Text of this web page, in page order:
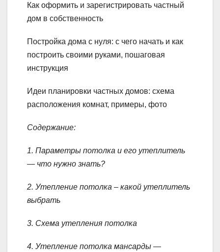
Как оформить и зарегистрировать частный
дом в собственность
Постройка дома с нуля: с чего начать и как
построить своими руками, пошаговая
инструкция
Идеи планировки частных домов: схема
расположения комнат, примеры, фото
Содержание:
1. Параметры потолка и его утеплитель
— что нужно знать?
2. Утепление потолка – какой утеплитель
выбрать
3. Схема утепления потолка
4. Утепление потолка мансарды —